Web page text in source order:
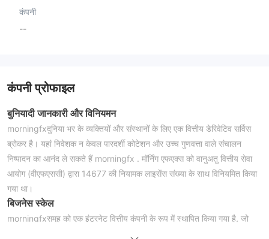
कंपनी
--
कंपनी प्रोफाइल
बुनियादी जानकारी और विनियमन
morningfxदुनिया भर के व्यक्तियों और संस्थानों के लिए एक वित्तीय डेरिवेटिव सर्विस
ब्रोकर है। यहां निवेशक न केवल पारदर्शी कोटेशन और उच्च गुणवत्ता वाले संचालन
निष्पादन का आनंद ले सकते हैं morningfx . मॉर्निंग एफएक्स को वानुअतु वित्तीय सेवा
आयोग (वीएफएससी) द्वारा 14677 की नियामक लाइसेंस संख्या के साथ विनियमित किया
गया था।
बिजनेस स्केल
morningfxसमूह को एक इंटरनेट वित्तीय कंपनी के रूप में स्थापित किया गया है, जो